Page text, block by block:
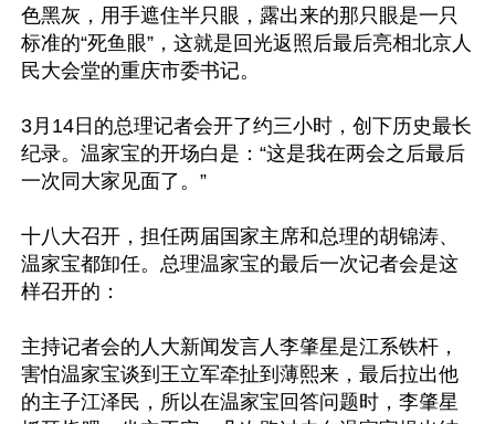
色黑灰，用手遮住半只眼，露出来的那只眼是一只
标准的“死鱼眼”，这就是回光返照后最后亮相北京人
民大会堂的重庆市委书记。
3月14日的总理记者会开了约三小时，创下历史最长
纪录。温家宝的开场白是：“这是我在两会之后最后
一次同大家见面了。”
十八大召开，担任两届国家主席和总理的胡锦涛、
温家宝都卸任。总理温家宝的最后一次记者会是这
样召开的：
主持记者会的人大新闻发言人李肇星是江系铁杆，
害怕温家宝谈到王立军牵扯到薄熙来，最后拉出他
的主子江泽民，所以在温家宝回答问题时，李肇星